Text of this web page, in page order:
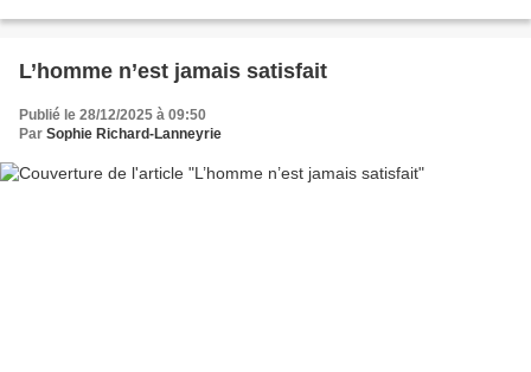
L’homme n’est jamais satisfait
Publié le 28/12/2025 à 09:50
Par Sophie Richard-Lanneyrie